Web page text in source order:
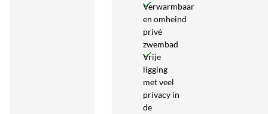
Verwarmbaar
en omheind
privé
zwembad
Vrije
ligging
met veel
privacy in
de